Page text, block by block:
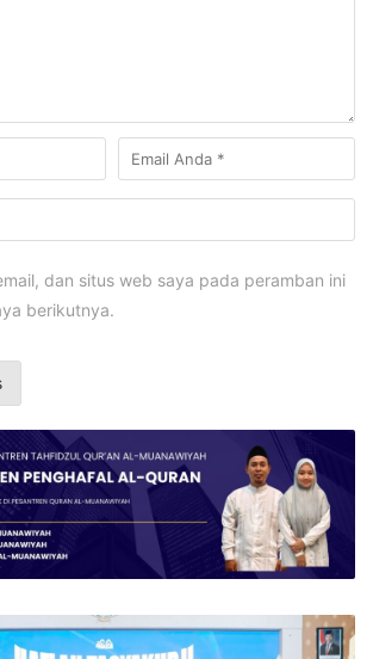
dan situs web saya pada peramban ini
berikutnya.